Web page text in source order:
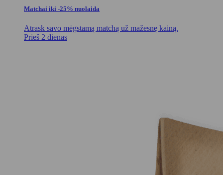
Matchai iki -25% nuolaida
Atrask savo mėgstamą matchą už mažesnę kainą.
Prieš 2 dienas